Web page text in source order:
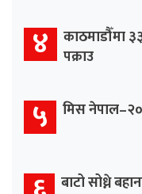
४ काठमाडौँमा
पक्राउ
५ मिस
बाटो सोध्ने